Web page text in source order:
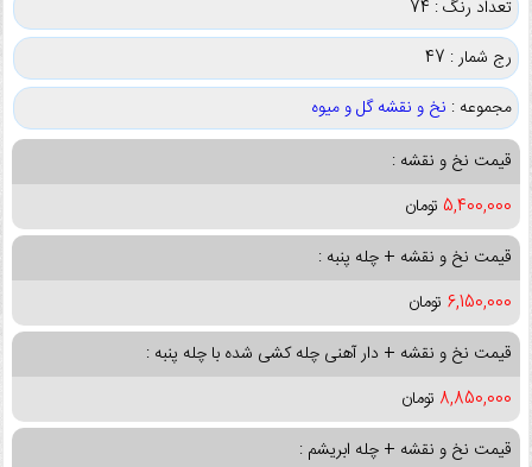
تعداد رنگ : 74
رج شمار : 47
مجموعه : نخ و نقشه گل و میوه
قیمت نخ و نقشه :
5,400,000 تومان
قیمت نخ و نقشه + چله پنبه :
6,150,000 تومان
قیمت نخ و نقشه + دار آهنی چله کشی شده با چله پنبه :
8,850,000 تومان
قیمت نخ و نقشه + چله ابریشم :